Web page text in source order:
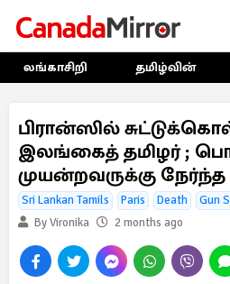
லங்காசிறி தமிழ்வின்
பிரான்ஸில்
இலங்கைத் தமிழர் ;
முயன்றவருக்கு நேர்ந்த
Sri Lankan Tamils Paris Death
Gun
By Vironika
2 months ago